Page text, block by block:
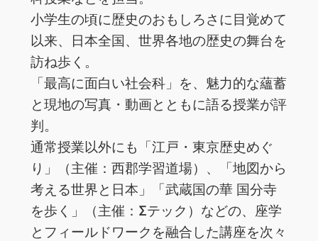
小学生の頃に歴史のおもしろさに目覚めて
以来、日本全国、世界各地の歴史の舞台を
訪ね歩く。
「最高に面白い社会科」を、魅力的な蘊蓄
と現地の写真・動画とともに語る授業が評
判。
通常授業以外にも「江戸・東京歴史めぐ
り」（主催：西郡学習道場）、「地図から
考える世界と日本」「武蔵国の華 国分寺
を歩く」（主催：Σテック）などの、座学
とフィールドワークを融合した講座を次々